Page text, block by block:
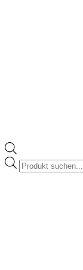
Products
search